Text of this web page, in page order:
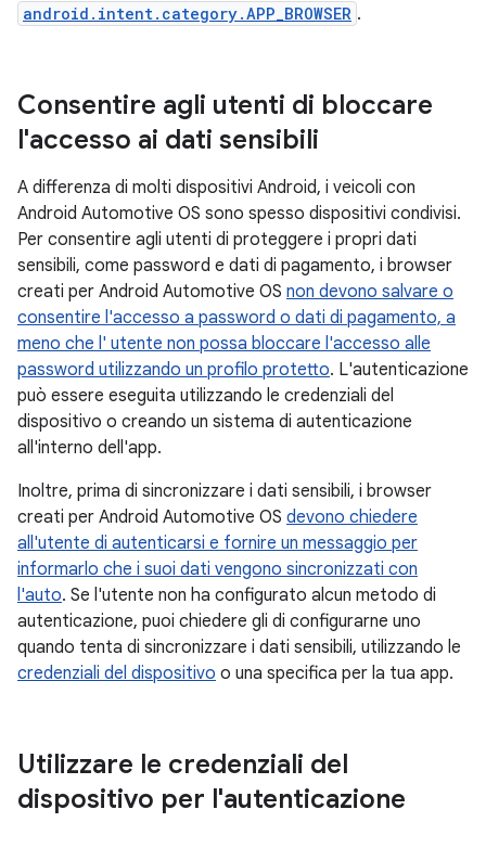
android.intent.category.APP_BROWSER .
Consentire agli utenti di bloccare
l'accesso ai dati sensibili
A differenza di molti dispositivi Android, i veicoli con
Android Automotive OS sono spesso dispositivi condivisi.
Per consentire agli utenti di proteggere i propri dati
sensibili, come password e dati di pagamento, i browser
creati per Android Automotive OS non devono salvare o
consentire l'accesso a password o dati di pagamento, a
meno che l' utente non possa bloccare l'accesso alle
password utilizzando un profilo protetto. L'autenticazione
può essere eseguita utilizzando le credenziali del
dispositivo o creando un sistema di autenticazione
all'interno dell'app.
Inoltre, prima di sincronizzare i dati sensibili, i browser
creati per Android Automotive OS devono chiedere
all'utente di autenticarsi e fornire un messaggio per
informarlo che i suoi dati vengono sincronizzati con
l'auto. Se l'utente non ha configurato alcun metodo di
autenticazione, puoi chiedere gli di configurarne uno
quando tenta di sincronizzare i dati sensibili, utilizzando le
credenziali del dispositivo o una specifica per la tua app.
Utilizzare le credenziali del
dispositivo per l'autenticazione